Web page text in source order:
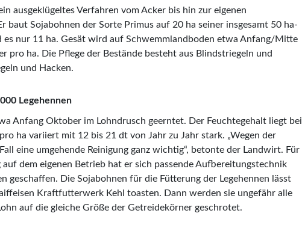
ausgeklügeltes Verfahren vom Acker bis hin zur eigenen
baut Sojabohnen der Sorte Primus auf 20 ha seiner insgesamt 50 ha-
es nur 11 ha. Gesät wird auf Schwemmlandboden etwa Anfang/Mitte
pro ha. Die Pflege der Bestände besteht aus Blindstriegeln und
und Hacken.
Legehennen
Anfang Oktober im Lohndrusch geerntet. Der Feuchtegehalt liegt bei
ha variiert mit 12 bis 21 dt von Jahr zu Jahr stark. „Wegen der
eine umgehende Reinigung ganz wichtig“, betonte der Landwirt. Für
auf dem eigenen Betrieb hat er sich passende Aufbereitungstechnik
geschaffen. Die Sojabohnen für die Fütterung der Legehennen lässt
Kraftfutterwerk Kehl toasten. Dann werden sie ungefähr alle
auf die gleiche Größe der Getreidekörner geschrotet.